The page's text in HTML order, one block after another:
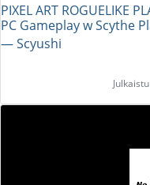
PIXEL ART ROGUELIKE
PC Gameplay w Scythe
― Scyushi